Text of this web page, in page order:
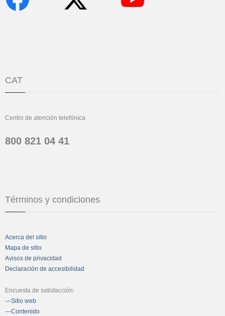
CAT
Centro de atención telefónica
800 821 04 41
Términos y condiciones
Acerca del sitio
Mapa de sitio
Avisos de privacidad
Declaración de accesibilidad
Encuesta de satisfacción:
---Sitio web
---Contenido